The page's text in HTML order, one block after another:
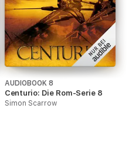
AUDIOBOOK 8
Centurio: Die Rom-Serie 8
Simon Scarrow